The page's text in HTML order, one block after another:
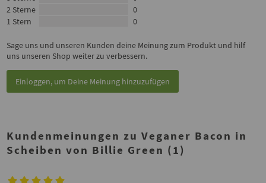
2 Sterne
0
1 Stern
0
Sage uns und unseren Kunden deine Meinung zum Produkt und hilf
uns unseren Shop weiter zu verbessern.
Einloggen, um Deine Meinung hinzuzufügen
Kundenmeinungen zu Veganer Bacon in
Scheiben von Billie Green (1)